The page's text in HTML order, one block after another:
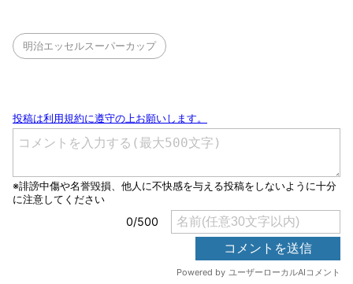
明治エッセルスーパーカップ